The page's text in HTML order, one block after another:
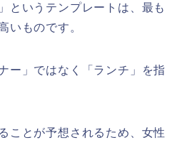
というテンプレートは、最も
いものです。
ー」ではなく「ランチ」を指
ことが予想されるため、女性